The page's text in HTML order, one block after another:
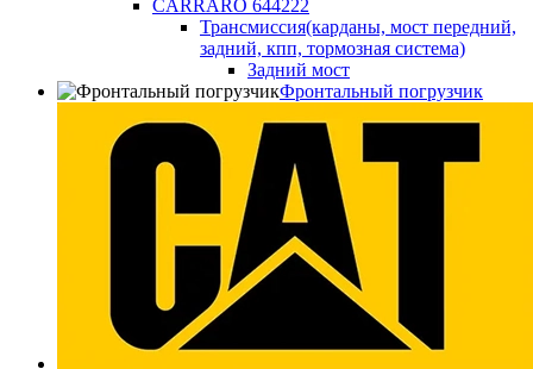
CARRARO 644222
Трансмиссия(карданы, мост передний,
задний, кпп, тормозная система)
Задний мост
Фронтальный погрузчик